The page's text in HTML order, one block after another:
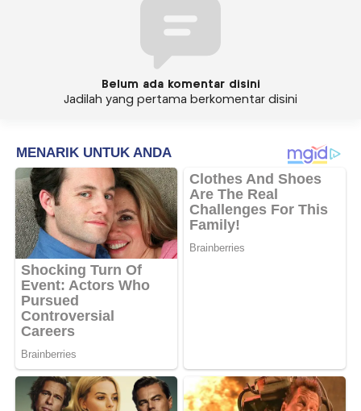
Belum ada komentar disini
Jadilah yang pertama berkomentar disini